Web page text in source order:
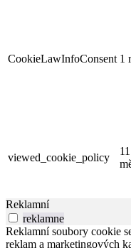
CookieLawInfoConsent 1
viewed_cookie_policy
11
Reklamní
reklamne
Reklamní soubory cookie
reklam a marketingových